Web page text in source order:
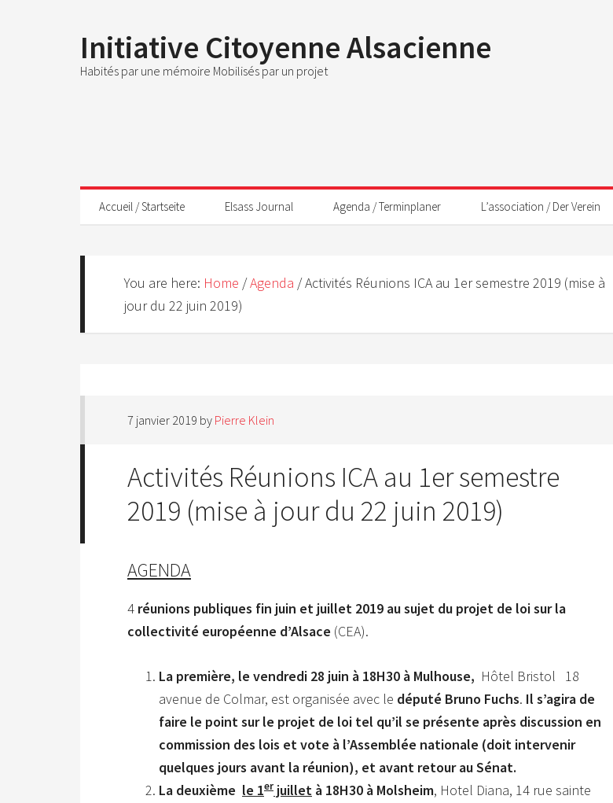
Initiative Citoyenne Alsacienne
Habités par une mémoire Mobilisés par un projet
Accueil / Startseite Elsass Journal Agenda / Terminplaner L’association / Der Verein
You are here: Home /Agenda /Activités Réunions ICA au 1er semestre 2019 (mise à
jour du 22 juin 2019)
7 janvier 2019 by Pierre Klein
Activités Réunions ICA au 1er semestre
2019 (mise à jour du 22 juin 2019)
AGENDA
4 réunions publiques fin juin et juillet 2019 au sujet du projet de loi sur la
collectivité européenne d’Alsace (CEA).
La première, le vendredi 28 juin à 18H30 à Mulhouse, Hôtel Bristol 18
avenue de Colmar, est organisée avec le député Bruno Fuchs. Il s’agira de
faire le point sur le projet de loi tel qu’il se présente après discussion en
commission des lois et vote à l’Assemblée nationale (doit intervenir
quelques jours avant la réunion), et avant retour au Sénat.
La deuxième le 1er juillet à 18H30 à Molsheim, Hotel Diana, 14 rue sainte